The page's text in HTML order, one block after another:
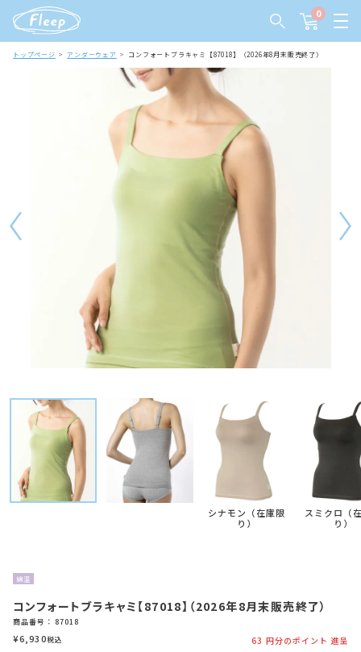
0
トップページ アンダーウェア コンフォートブラキャミ【87018】（2026年8月末販売終了）
シナモン（在庫限
り）
スミクロ（
り）
綿混
コンフォートブラキャミ【87018】（2026年8月末販売終了）
商品番号 87018
¥6,930税込 63 円分のポイント 進呈